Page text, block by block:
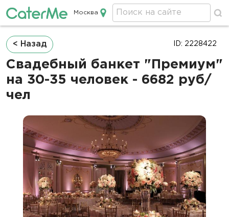
Кейтеринг в Москве
Москва
Строка
навигации
< Назад
Свадебный банкет "Премиум"
на 30-35 человек - 6682 руб/
чел
ID: 2228422